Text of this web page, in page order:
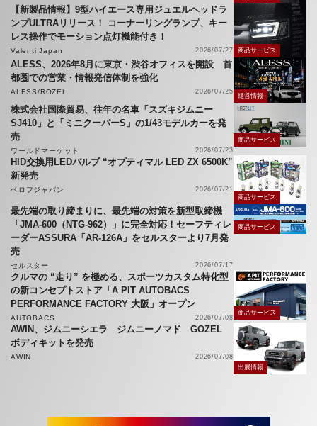
【新製品情報】9型ハイエース専用ジュエルヘッドラ
ンプULTRAリリース！ コーナーリングランプ、キー
レス操作でモーション点灯機能付き！
Valenti Japan 2026/07/27 商品サービス
ALESS、2026年8月に東京・渋谷オフィスを開設 首
都圏での営業・情報発信体制を強化
ALESS/ROZEL 2026/07/25
経営情報
株式会社国際貿易、往年の名車「スズキジムニー
SJ410」と「ミニクーパーS」の1/43モデルカーを発
売
ワールドマーケット 2026/07/23
商品サービス
HID交換用LEDバルブ “オプティマル LED ZX 6500K”
新発売
ベロフジャパン
2026/07/21
商品サービス
最先端の取り締まりに、最先端の対策を新型取締機
「JMA-600（NTG-962）」に完全対応！セーフティレ
ーダーASSURA「AR-126A」をセルスターより7月発
売
セルスター 2026/07/17
商品サービス
クルマの “走り” を極める、スポーツカスタム特化型
の新コンセプトストア「A PIT AUTOBACS
PERFORMANCE FACTORY 大阪」オープン
AUTOBACS 2026/07/08
商品サービス
AWIN、ジムニーシエラ ジムニーノマド GOZEL
ボディキットを発売
AWIN
2026/07/08
出展情報